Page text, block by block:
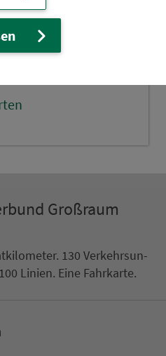
Groß­raum
130 Ver­kehrs­un­
Linien. Eine Fahr­kar­te.